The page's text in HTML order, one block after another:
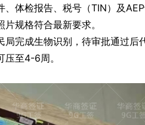
、体检报告、税号（TIN）及
规格符合最新要求。
局完成生物识别，待审批通过
至4-6周。